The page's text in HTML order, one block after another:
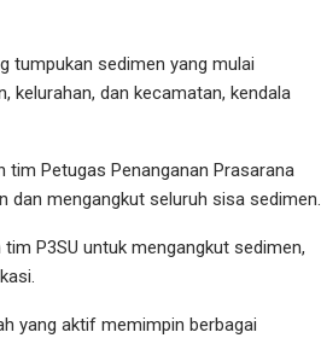
tumpukan sedimen yang mulai
kelurahan, dan kecamatan, kendala
tim Petugas Penanganan Prasarana
dan mengangkut seluruh sisa sedimen.
P3SU untuk mengangkut sedimen,
yang aktif memimpin berbagai